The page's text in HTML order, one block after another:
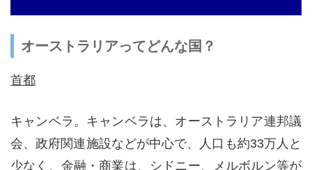
オーストラリアってどんな国？
首都
キャンベラ。キャンベラは、オーストラリア連邦議
会、政府関連施設などが中心で、人口も約33万人と
少なく、金融・商業は、シドニー、メルボルン等が